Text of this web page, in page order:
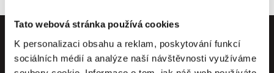
Tato webová stránka používá cookies
K personalizaci obsahu a reklam, poskytování funkcí
sociálních médií a analýze naší návštěvnosti využíváme